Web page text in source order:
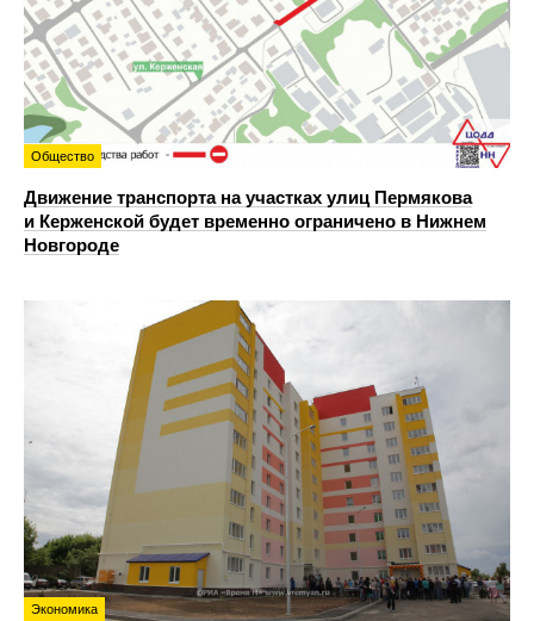
Общество
Движение транспорта на участках улиц Пермякова
и Керженской будет временно ограничено в Нижнем
Новгороде
Экономика